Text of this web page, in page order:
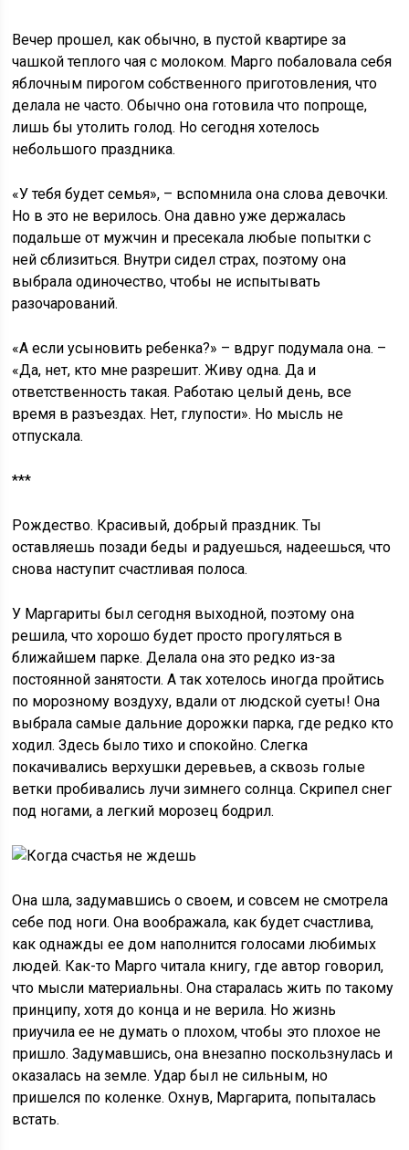
Вечер прошел, как обычно, в пустой квартире за
чашкой теплого чая с молоком. Марго побаловала себя
яблочным пирогом собственного приготовления, что
делала не часто. Обычно она готовила что попроще,
лишь бы утолить голод. Но сегодня хотелось
небольшого праздника.
«У тебя будет семья», – вспомнила она слова девочки.
Но в это не верилось. Она давно уже держалась
подальше от мужчин и пресекала любые попытки с
ней сблизиться. Внутри сидел страх, поэтому она
выбрала одиночество, чтобы не испытывать
разочарований.
«А если усыновить ребенка?» – вдруг подумала она. –
«Да, нет, кто мне разрешит. Живу одна. Да и
ответственность такая. Работаю целый день, все
время в разъездах. Нет, глупости». Но мысль не
отпускала.
***
Рождество. Красивый, добрый праздник. Ты
оставляешь позади беды и радуешься, надеешься, что
снова наступит счастливая полоса.
У Маргариты был сегодня выходной, поэтому она
решила, что хорошо будет просто прогуляться в
ближайшем парке. Делала она это редко из-за
постоянной занятости. А так хотелось иногда пройтись
по морозному воздуху, вдали от людской суеты! Она
выбрала самые дальние дорожки парка, где редко кто
ходил. Здесь было тихо и спокойно. Слегка
покачивались верхушки деревьев, а сквозь голые
ветки пробивались лучи зимнего солнца. Скрипел снег
под ногами, а легкий морозец бодрил.
Она шла, задумавшись о своем, и совсем не смотрела
себе под ноги. Она воображала, как будет счастлива,
как однажды ее дом наполнится голосами любимых
людей. Как-то Марго читала книгу, где автор говорил,
что мысли материальны. Она старалась жить по такому
принципу, хотя до конца и не верила. Но жизнь
приучила ее не думать о плохом, чтобы это плохое не
пришло. Задумавшись, она внезапно поскользнулась и
оказалась на земле. Удар был не сильным, но
пришелся по коленке. Охнув, Маргарита, попыталась
встать.